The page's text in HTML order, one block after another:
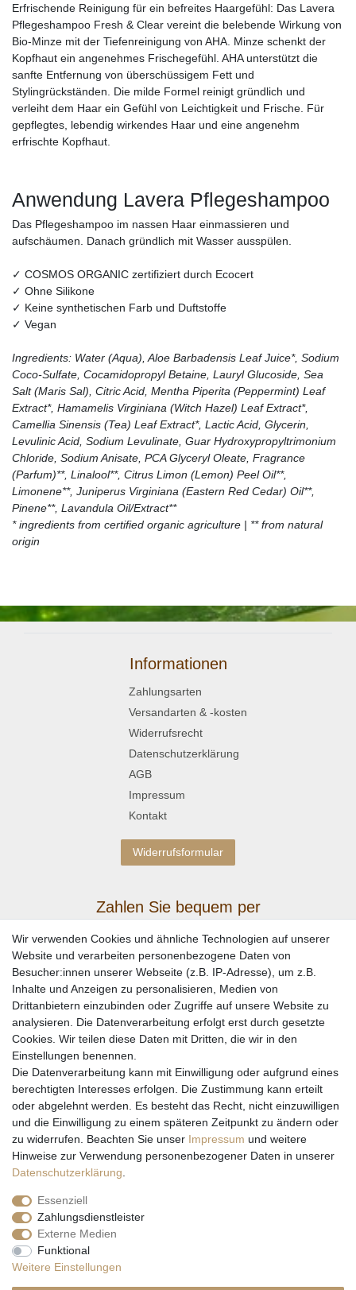
Erfrischende Reinigung für ein befreites Haargefühl: Das Lavera
Pflegeshampoo Fresh & Clear vereint die belebende Wirkung von
Bio-Minze mit der Tiefenreinigung von AHA. Minze schenkt der
Kopfhaut ein angenehmes Frischegefühl. AHA unterstützt die
sanfte Entfernung von überschüssigem Fett und
Stylingrückständen. Die milde Formel reinigt gründlich und
verleiht dem Haar ein Gefühl von Leichtigkeit und Frische. Für
gepflegtes, lebendig wirkendes Haar und eine angenehm
erfrischte Kopfhaut.
Anwendung Lavera Pflegeshampoo
Das Pflegeshampoo im nassen Haar einmassieren und
aufschäumen. Danach gründlich mit Wasser ausspülen.
✓ COSMOS ORGANIC zertifiziert durch Ecocert
✓ Ohne Silikone
✓ Keine synthetischen Farb und Duftstoffe
✓ Vegan
Ingredients: Water (Aqua), Aloe Barbadensis Leaf Juice*, Sodium
Coco-Sulfate, Cocamidopropyl Betaine, Lauryl Glucoside, Sea
Salt (Maris Sal), Citric Acid, Mentha Piperita (Peppermint) Leaf
Extract*, Hamamelis Virginiana (Witch Hazel) Leaf Extract*,
Camellia Sinensis (Tea) Leaf Extract*, Lactic Acid, Glycerin,
Levulinic Acid, Sodium Levulinate, Guar Hydroxypropyltrimonium
Chloride, Sodium Anisate, PCA Glyceryl Oleate, Fragrance
(Parfum)**, Linalool**, Citrus Limon (Lemon) Peel Oil**,
Limonene**, Juniperus Virginiana (Eastern Red Cedar) Oil**,
Pinene**, Lavandula Oil/Extract**
* ingredients from certified organic agriculture | ** from natural
origin
Informationen
Zahlungsarten
Versandarten & -kosten
Widerrufsrecht
Datenschutzerklärung
AGB
Impressum
Kontakt
Widerrufsformular
Zahlen Sie bequem per
Wir versenden mit
* Alle Preise inkl. gesetzl. Mehrwertsteuer zzgl. Versandkosten und ggf.
Nachnahmegebühren, wenn nicht anders beschrieben
Wir verwenden Cookies und ähnliche Technologien auf unserer
Website und verarbeiten personenbezogene Daten von
Besucher:innen unserer Webseite (z.B. IP-Adresse), um z.B.
Inhalte und Anzeigen zu personalisieren, Medien von
Drittanbietern einzubinden oder Zugriffe auf unsere Website zu
analysieren. Die Datenverarbeitung erfolgt erst durch gesetzte
Cookies. Wir teilen diese Daten mit Dritten, die wir in den
Einstellungen benennen.
Die Datenverarbeitung kann mit Einwilligung oder aufgrund eines
berechtigten Interesses erfolgen. Die Zustimmung kann erteilt
oder abgelehnt werden. Es besteht das Recht, nicht einzuwilligen
und die Einwilligung zu einem späteren Zeitpunkt zu ändern oder
zu widerrufen. Beachten Sie unser Impressum und weitere
Hinweise zur Verwendung personenbezogener Daten in unserer
Daten­schutz­erklärung
Essenziell
Zahlungsdienstleister
Externe Medien
Funktional
Weitere Einstellungen